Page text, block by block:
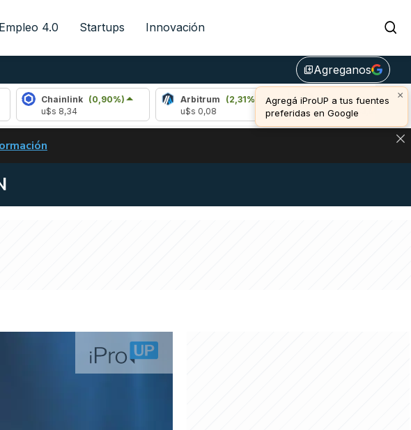
Empleo 4.0 Startups Innovación
library_addAgreganos
×
Agregá iProUP a tus fuentes
preferidas en Google
(0,90%)
Arbitrum
(2,31%)
Bitcoin (0,44%)
u$s 65.043,00
ACT EN ARGENTINA: IMPACTO EN BITCOIN, DÓLAR CRIPTO Y EXCHANGES